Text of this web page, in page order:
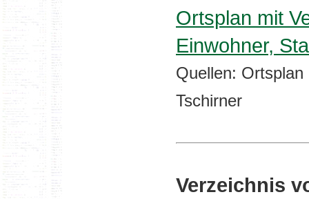
Ortsplan mit
Einwohner,
Quellen:
Tschirner
Verzeichnis